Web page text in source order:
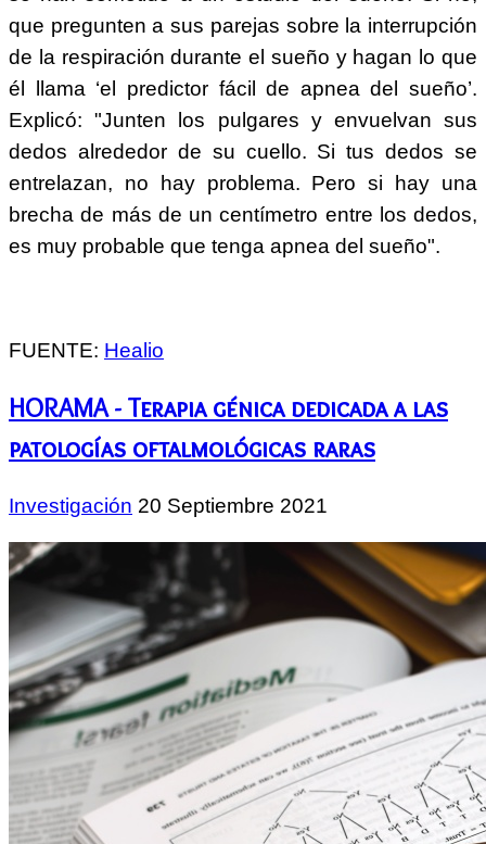
que pregunten a sus parejas sobre la interrupción
de la respiración durante el sueño y hagan lo que
él llama ‘el predictor fácil de apnea del sueño’.
Explicó: "Junten los pulgares y envuelvan sus
dedos alrededor de su cuello. Si tus dedos se
entrelazan, no hay problema. Pero si hay una
brecha de más de un centímetro entre los dedos,
es muy probable que tenga apnea del sueño".
FUENTE: Healio
HORAMA - Terapia génica dedicada a las
patologías oftalmológicas raras
Investigación 20 Septiembre 2021